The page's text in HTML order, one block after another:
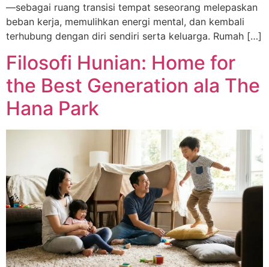
—sebagai ruang transisi tempat seseorang melepaskan
beban kerja, memulihkan energi mental, dan kembali
terhubung dengan diri sendiri serta keluarga. Rumah […]
Filosofi Hunian: Home for
the Best Generation ala The
Hana Park